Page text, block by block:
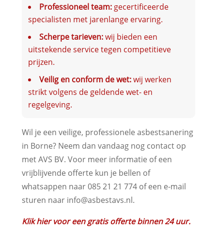
Professioneel team:gecertificeerde
specialisten met jarenlange ervaring.
Scherpe tarieven:wij bieden een
uitstekende service tegen competitieve
prijzen.
Veilig en conform de wet:wij werken
strikt volgens de geldende wet- en
regelgeving.
Wil je een veilige, professionele asbestsanering
in Borne? Neem dan vandaag nog contact op
met AVS BV. Voor meer informatie of een
vrijblijvende offerte kun je bellen of
whatsappen naar 085 21 21 774 of een e-mail
sturen naar info@asbestavs.nl.
Klik hier voor een gratis offerte binnen 24 uur.